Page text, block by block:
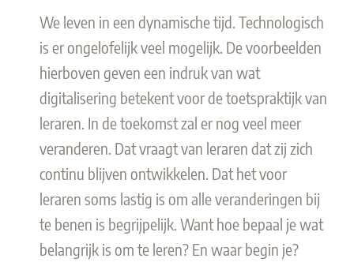
We leven in een dynamische tijd. Technologisch
is er ongelofelijk veel mogelijk. De voorbeelden
hierboven geven een indruk van wat
digitalisering betekent voor de toetspraktijk van
leraren. In de toekomst zal er nog veel meer
veranderen. Dat vraagt van leraren dat zij zich
continu blijven ontwikkelen. Dat het voor
leraren soms lastig is om alle veranderingen bij
te benen is begrijpelijk. Want hoe bepaal je wat
belangrijk is om te leren? En waar begin je?